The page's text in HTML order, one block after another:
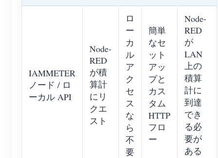
IAMMETER
ノード / ロ
ーカル API
Node-
RED
が積
算計
にリ
クエ
スト
ロ
ー
カ
ル
ア
ク
セ
ス
な
ら
不
要
簡単
なセ
ット
アッ
プと
カス
タム
HTTP
フロ
ー
Node-
RED
が
LAN
上の
積算
計に
到達
でき
る必
要が
ある